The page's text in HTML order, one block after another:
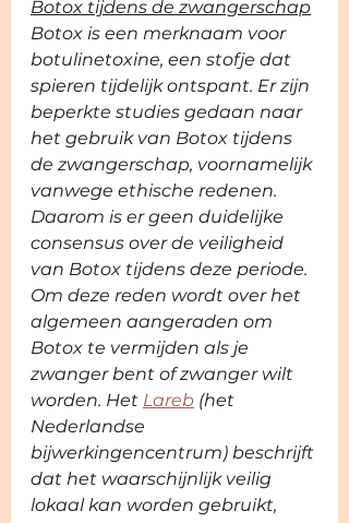
Botox tijdens de zwangerschap
Botox is een merknaam voor
botulinetoxine, een stofje dat
spieren tijdelijk ontspant. Er zijn
beperkte studies gedaan naar
het gebruik van Botox tijdens
de zwangerschap, voornamelijk
vanwege ethische redenen.
Daarom is er geen duidelijke
consensus over de veiligheid
van Botox tijdens deze periode.
Om deze reden wordt over het
algemeen aangeraden om
Botox te vermijden als je
zwanger bent of zwanger wilt
worden. Het Lareb (het
Nederlandse
bijwerkingencentrum) beschrijft
dat het waarschijnlijk veilig
lokaal kan worden gebruikt,